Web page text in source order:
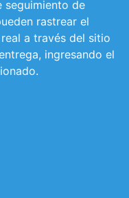
seguimiento de
rastrear el
a través del sitio
ingresando el